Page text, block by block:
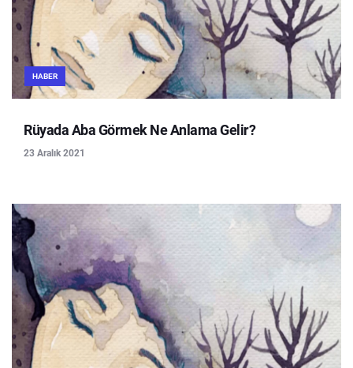
HABER
Rüyada Aba Görmek Ne Anlama Gelir?
23 Aralık 2021